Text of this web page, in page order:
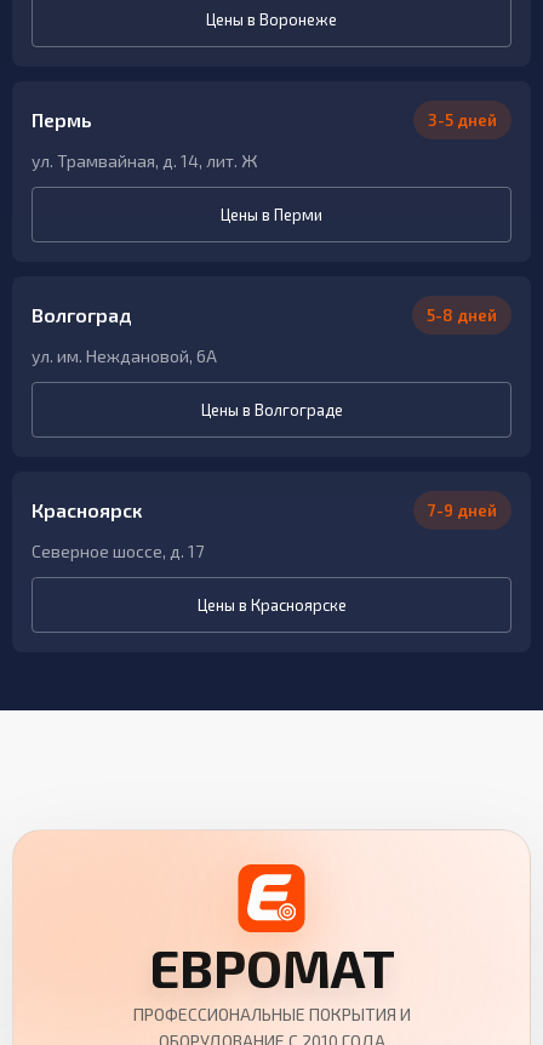
Цены в Воронеже
Пермь 3-5 дней
ул. Трамвайная, д. 14, лит. Ж
Цены в Перми
Волгоград 5-8 дней
ул. им. Неждановой, 6А
Цены в Волгограде
Красноярск 7-9 дней
Северное шоссе, д. 17
Цены в Красноярске
ЕВРОМАТ
ПРОФЕССИОНАЛЬНЫЕ ПОКРЫТИЯ И
ОБОРУДОВАНИЕ С 2010 ГОДА